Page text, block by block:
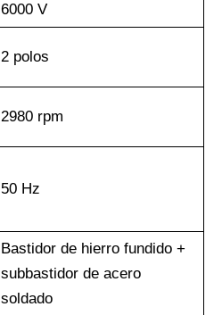
6000 V
2 polos
2980 rpm
50 Hz
Bastidor de hierro fundido +
subbastidor de acero
soldado